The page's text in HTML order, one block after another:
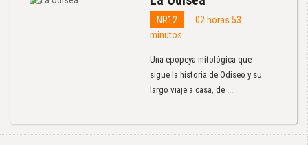
NR12
02 horas 53
minutos
Una epopeya mitológica que
sigue la historia de Odiseo y su
largo viaje a casa, de ...